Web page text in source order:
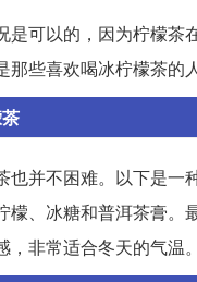
是可以的，因为柠檬
那些喜欢喝冰柠檬茶的
也并不困难。以下是
檬、冰糖和普洱茶膏
非常适合冬天的气温。